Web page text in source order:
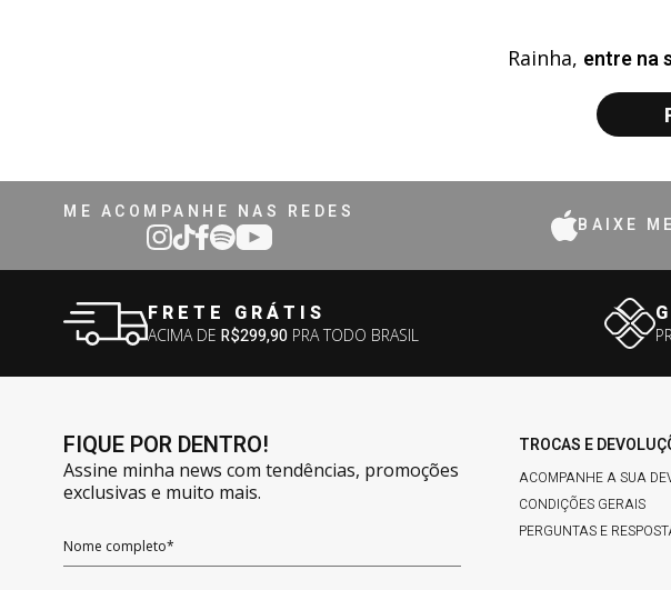
Rainha, entre na
ME ACOMPANHE NAS REDES
BAIXE
FRETE GRÁTIS
ACIMA DE R$299,90 PRA TODO BRASIL
FIQUE POR DENTRO!
Assine minha news com tendências, promoções
exclusivas e muito mais.
TROCAS E
ACOMPANHE A SUA
CONDIÇÕES GERAIS
PERGUNTAS E